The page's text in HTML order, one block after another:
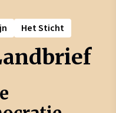
Het Sticht